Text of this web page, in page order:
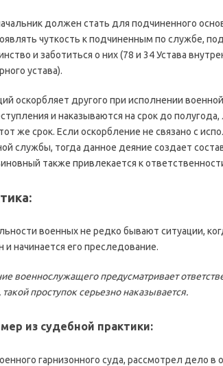
должен стать для подчиненного
чуткость к подчиненным по службе,
и заботиться о них (78 и 34 Устава
устава).
оскорбляет другого при исполнении
и наказываются на срок до
же срок. Если оскорбление не связано с
службы, тогда данное деяние создает
также привлекается к
военных не редко бывают ситуации,
и начинается его преследование.
военнослужащего предусматривает
проступок серьезно наказывается.
из судебной практики:
гарнизонного суда, рассмотрел дело